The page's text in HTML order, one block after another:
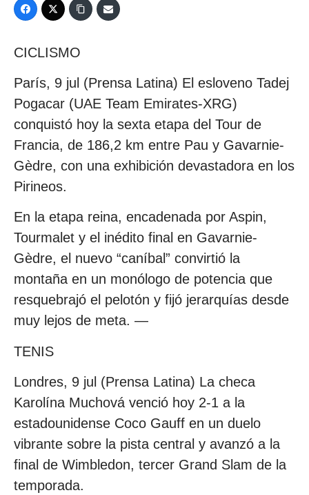
CICLISMO
París, 9 jul (Prensa Latina) El esloveno Tadej
Pogacar (UAE Team Emirates-XRG)
conquistó hoy la sexta etapa del Tour de
Francia, de 186,2 km entre Pau y Gavarnie-
Gèdre, con una exhibición devastadora en los
Pirineos.
En la etapa reina, encadenada por Aspin,
Tourmalet y el inédito final en Gavarnie-
Gèdre, el nuevo “caníbal” convirtió la
montaña en un monólogo de potencia que
resquebrajó el pelotón y fijó jerarquías desde
muy lejos de meta. —
TENIS
Londres, 9 jul (Prensa Latina) La checa
Karolína Muchová venció hoy 2-1 a la
estadounidense Coco Gauff en un duelo
vibrante sobre la pista central y avanzó a la
final de Wimbledon, tercer Grand Slam de la
temporada.